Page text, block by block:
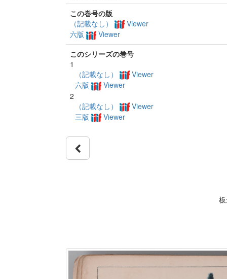
この巻号の版
（記載なし）
Viewer
六版
Viewer
このシリーズの巻号
1
（記載なし）
Viewer
六版
Viewer
2
（記載なし）
Viewer
三版
Viewer